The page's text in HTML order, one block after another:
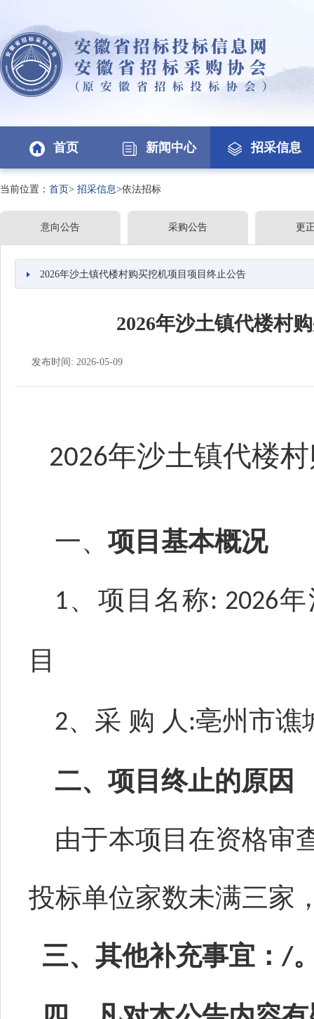
首页 新闻中心 招采信息
当前位置： 首页> 招采信息>依法招标
意向公告 采购公告 更
2026年沙土镇代楼村购买挖机项目项目终止公告
2026年沙土镇代楼村
发布时间: 2026-05-09
2026年沙土镇代楼
一、项目基本概况
1、项目名称: 2026年
目
2、采 购 人 :亳州市谯
二、项目终止的原因
由于本项目在资格审
投标单位家数未满三家
三、其他补充事宜： /